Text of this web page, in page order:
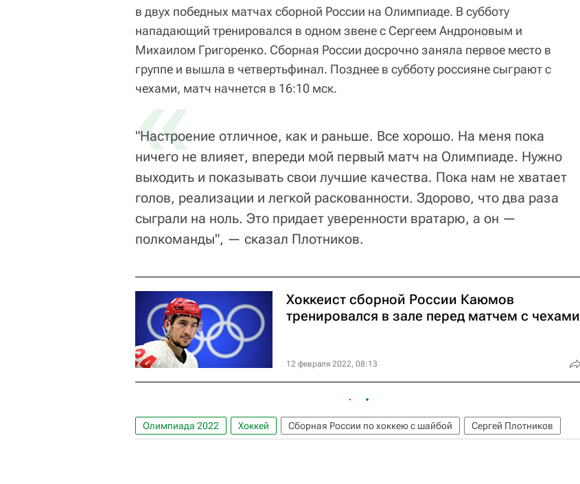
в двух победных матчах сборной России на Олимпиаде. В субботу
нападающий тренировался в одном звене с Сергеем Андроновым и
Михаилом Григоренко. Сборная России досрочно заняла первое место в
группе и вышла в четвертьфинал. Позднее в субботу россияне сыграют с
чехами, матч начнется в 16:10 мск.
«
"Настроение отличное, как и раньше. Все хорошо. На меня пока
ничего не влияет, впереди мой первый матч на Олимпиаде. Нужно
выходить и показывать свои лучшие качества. Пока нам не хватает
голов, реализации и легкой раскованности. Здорово, что два раза
сыграли на ноль. Это придает уверенности вратарю, а он —
полкоманды", — сказал Плотников.
Хоккеист сборной России Каюмов
тренировался в зале перед матчем с чехами
12 февраля 2022, 08:13
Олимпиада 2022 Хоккей Сборная России по хоккею с шайбой Сергей Плотников